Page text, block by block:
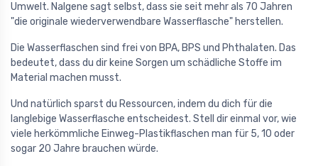
Umwelt. Nalgene sagt selbst, dass sie seit mehr als 70 Jahren
"die originale wiederverwendbare Wasserflasche" herstellen.
Die Wasserflaschen sind frei von BPA, BPS und Phthalaten. Das
bedeutet, dass du dir keine Sorgen um schädliche Stoffe im
Material machen musst.
Und natürlich sparst du Ressourcen, indem du dich für die
langlebige Wasserflasche entscheidest. Stell dir einmal vor, wie
viele herkömmliche Einweg-Plastikflaschen man für 5, 10 oder
sogar 20 Jahre brauchen würde.